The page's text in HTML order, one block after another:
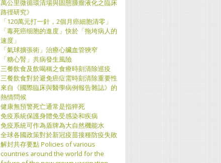
萬公里微循環清場與固態腫瘤液化之臨床
路徑研究》
「120萬元打一針，2個月癌細胞清零」
「毒死癌细胞的進度」快於「拖垮病人的
速度」
「氣球擴張術」治療心臟血管狹窄
「糖心腎」共病發生風險
三餐飲食及飲喝稱之食療時刻清除巡疫
三餐飲食對於避免癌症需時刻清除重要性
來自《國際臨床與醫學病例報告雜誌》的
熱情問候
健康無預警死亡通常是指猝死
免疫系統保護身體免受感染和疾病
免疫系統可作為盾牌為大自然機能水
全球各國政策對於新冠疫苗接種防疫失敗
解封共存要點 Policies of various
countries around the world for the